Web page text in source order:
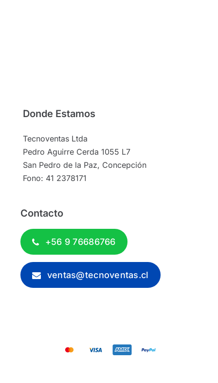
Donde Estamos
Tecnoventas Ltda
Pedro Aguirre Cerda 1055 L7
San Pedro de la Paz, Concepción
Fono: 41 2378171
Contacto
+56 9 76686766
ventas@tecnoventas.cl